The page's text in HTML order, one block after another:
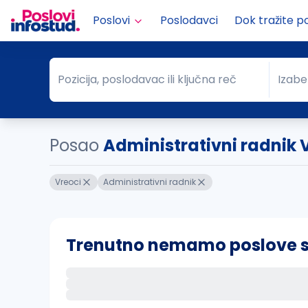
Poslovi Poslodavci Dok tražite
Pozicija, poslodavac ili ključna reč
Pozicija, poslodavac ili ključna reč Grad
PosaoAdministrativni radnik
Vreoci Administrativni radnik
Trenutno nemamo poslove